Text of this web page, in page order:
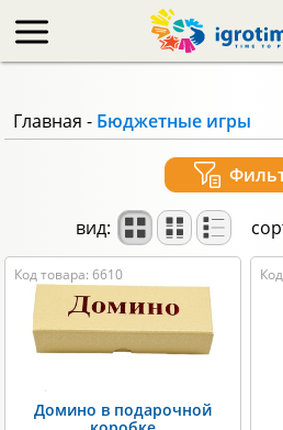
Главная - Бюджетные игры
вид:
Код товара: 6610
Домино в подарочной